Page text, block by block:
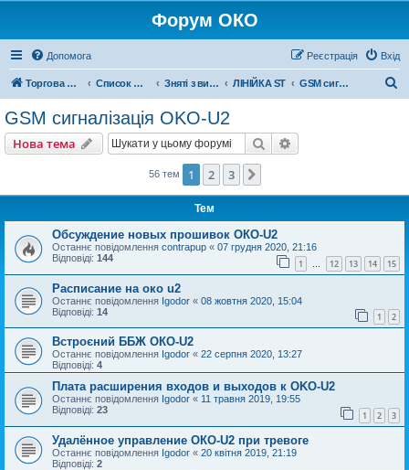
Форум ОКО
Допомога Вхід
Реєстрація
Торгова марка ОКО Список форумів Зняті з виробництва ЛІНІЙКА ST GSM сигналізація OKO-U2
GSM сигналізація OKO-U2
Нова тема Пошук
56 тем 1 2 3
Тем
Обсуждение новых прошивок ОКО-U2
Останнє повідомлення contrapup « 07 грудня 2020, 21:16
Відповіді: 144 1 … 12 13 14 15
Расписание на око u2
Останнє повідомлення Igodor « 08 жовтня 2020, 15:04
Відповіді: 14 1 2
Встроєний ББЖ ОКО-U2
Останнє повідомлення Igodor « 22 серпня 2020, 13:27
Відповіді: 4
Плата расширения входов и выходов к OKO-U2
Останнє повідомлення Igodor « 11 травня 2019, 19:55
Відповіді: 23 1 2 3
Удалённое управление ОКО-U2 при тревоге
Останнє повідомлення Igodor « 20 квітня 2019, 21:19
Відповіді: 2